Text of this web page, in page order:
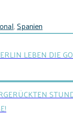
,Spanien
LEBEN DIE